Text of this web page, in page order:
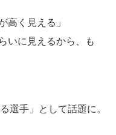
高く見える」
いに見えるから、も
選手」として話題に。